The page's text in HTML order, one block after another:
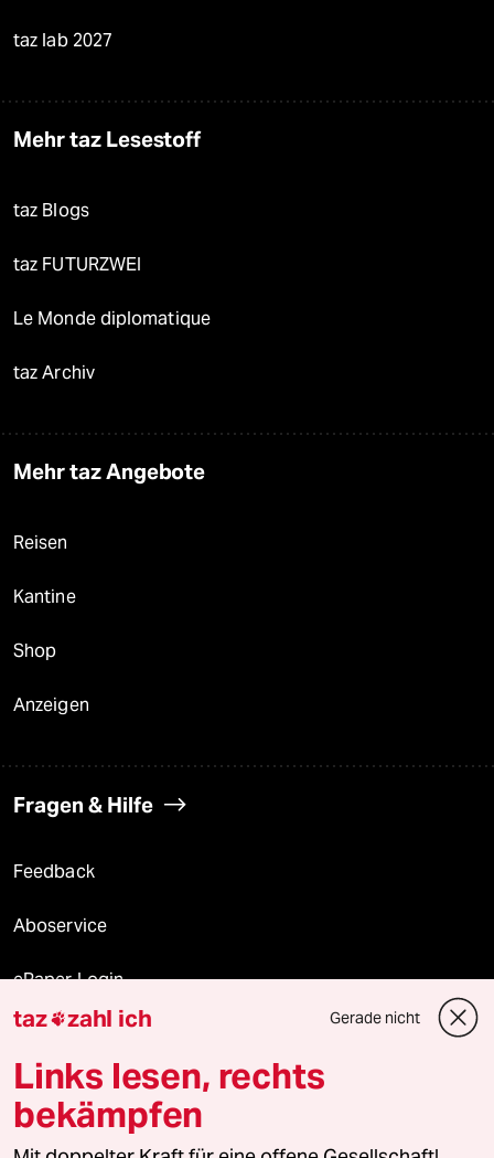
taz lab 2027
Mehr taz Lesestoff
taz Blogs
taz FUTURZWEI
Le Monde diplomatique
taz Archiv
Mehr taz Angebote
Reisen
Kantine
Shop
Anzeigen
Fragen & Hilfe
Feedback
Aboservice
ePaper Login
Downloads für Abonnierende
© 2026 taz Verlags und Vertriebs GmbH
taz zahl ich Gerade nicht
Links lesen, rechts
bekämpfen